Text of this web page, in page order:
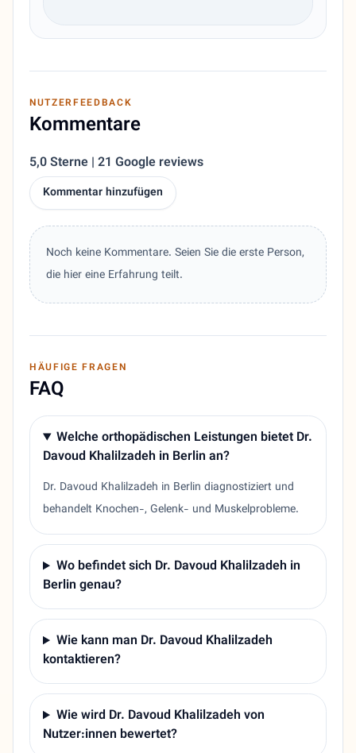
NUTZERFEEDBACK
Kommentare
5,0 Sterne | 21 Google reviews
Kommentar hinzufügen
Noch keine Kommentare. Seien Sie die erste Person,
die hier eine Erfahrung teilt.
HÄUFIGE FRAGEN
FAQ
Welche orthopädischen Leistungen bietet Dr.
Davoud Khalilzadeh in Berlin an?
Dr. Davoud Khalilzadeh in Berlin diagnostiziert und
behandelt Knochen-, Gelenk- und Muskelprobleme.
Wo befindet sich Dr. Davoud Khalilzadeh in
Berlin genau?
Wie kann man Dr. Davoud Khalilzadeh
kontaktieren?
Wie wird Dr. Davoud Khalilzadeh von
Nutzer:innen bewertet?